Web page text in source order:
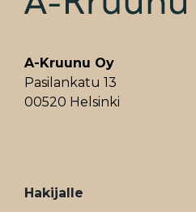
A-Kruunu Oy
Pasilankatu 13
00520 Helsinki
ALAVALIKKO
Hakijalle